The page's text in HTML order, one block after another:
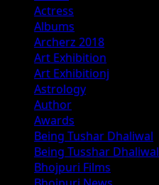
Actress
Albums
Archerz 2018
Art Exhibition
Art Exhibitionj
Astrology
Author
Awards
Being Tushar Dhaliwal
Being Tusshar Dhaliwal
Bhojpuri Films